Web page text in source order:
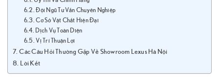
Đội Ngũ Tư Vấn Chuyên Nghiệp
Cơ Sở Vật Chất Hiện Đại
Dịch Vụ Toàn Diện
Vị Trí Thuận Lợi
Các Câu Hỏi Thường Gặp Về Showroom Lexus Hà Nội
Lời Kết